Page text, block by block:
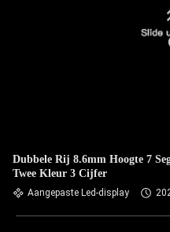
Dubbele Rij 8.6mm Hoogte 7
Twee Kleur 3 Cijfer
Aangepaste Led-display